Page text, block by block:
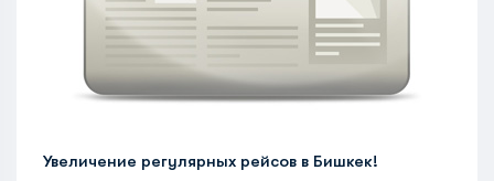
Увеличение регулярных рейсов в Бишкек!